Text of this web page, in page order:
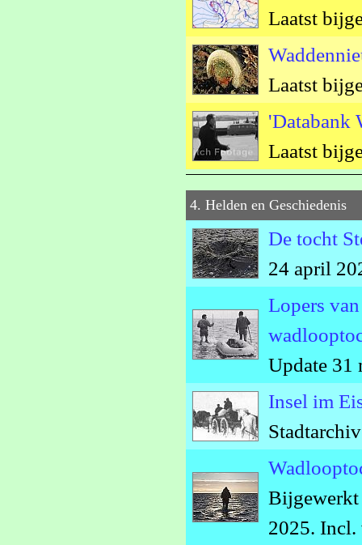
Laatst
Laatst
'Databank
Laatst
4. Helden en Geschiedenis
De tocht
24 april
Lopers
Update 31
Insel im
Bijgewerkt
2025. Incl.